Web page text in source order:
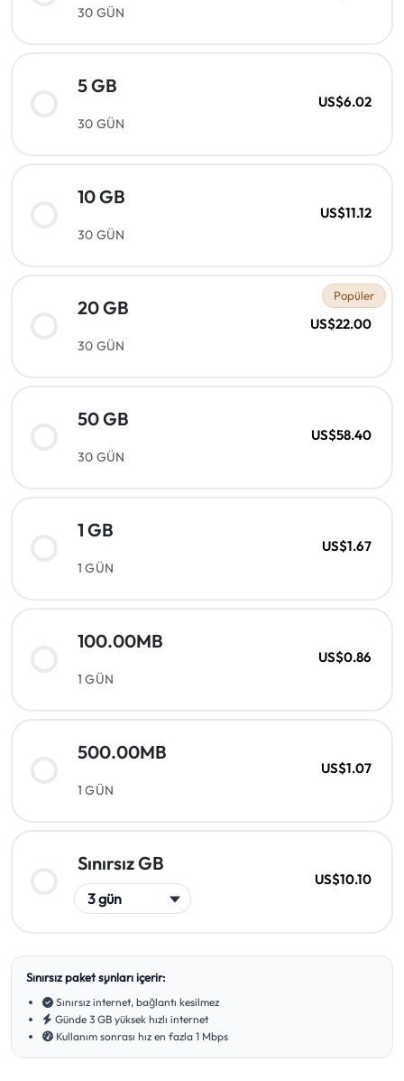
30 GÜN
5 GB
30 GÜN
US$6.02
10 GB
30 GÜN
US$11.12
Popüler
20 GB
30 GÜN
US$22.00
50 GB
30 GÜN
US$58.40
1 GB
1 GÜN
US$1.67
100.00MB
1 GÜN
US$0.86
500.00MB
1 GÜN
US$1.07
Sınırsız GB
US$10.10
Sınırsız paket şunları içerir:
Sınırsız internet, bağlantı kesilmez
Günde 3 GB yüksek hızlı internet
Kullanım sonrası hız en fazla 1 Mbps